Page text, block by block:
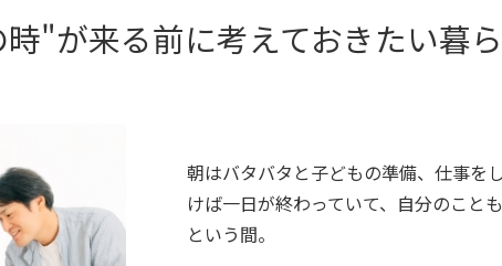
"が来る前に考えておきたい暮ら
朝はバタバタと子どもの準備、仕事を
けば一日が終わっていて、自分のこと
という間。